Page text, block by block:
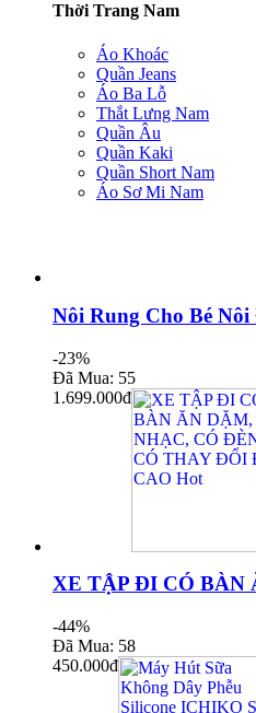
Thời Trang Nam
Áo Khoác
Quần Jeans
Áo Ba Lỗ
Thắt Lưng Nam
Quần Âu
Quần Kaki
Quần Short Nam
Áo Sơ Mi Nam
Nôi Rung Cho Bé
-23%
Đã Mua: 55
1.699.000đ
XE TẬP ĐI CÓ BÀN
-44%
Đã Mua: 58
450.000đ